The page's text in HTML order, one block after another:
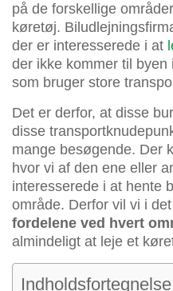
på de forskellige
køretøj.
der er interesserede i at
der ikke kommer til
som bruger store
Det er derfor, at disse
disse
mange besøgende. Der
hvor vi af den ene eller
interesserede i at hente
område. Derfor vil vi i
fordelene ved hvert
almindeligt at leje et
Indholdsfortegnelse